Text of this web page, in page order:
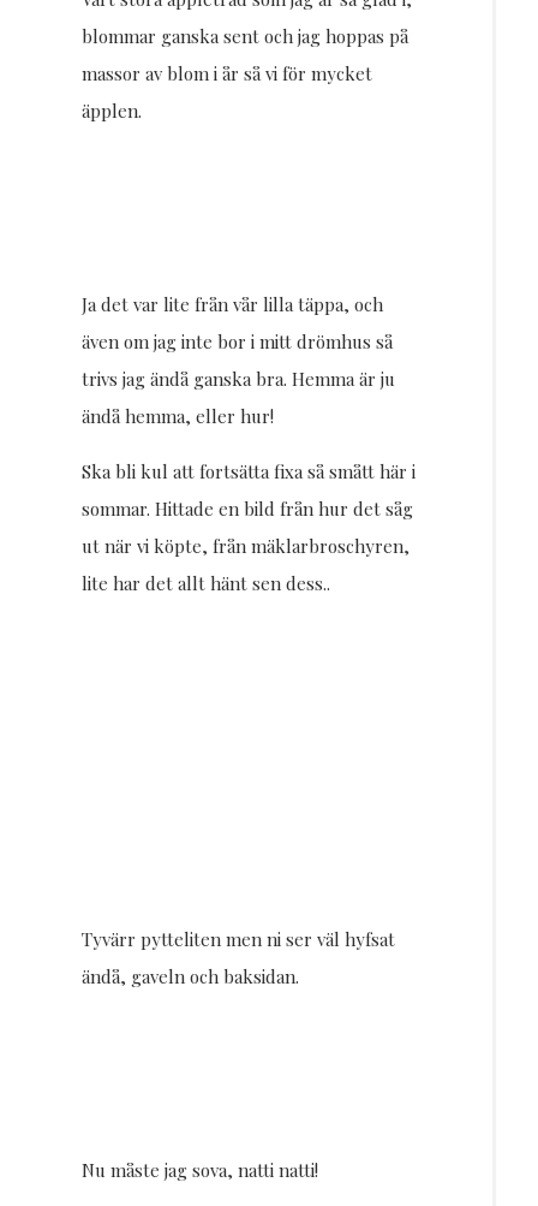
blommar ganska sent och jag hoppas på
massor av blom i år så vi för mycket
äpplen.
Ja det var lite från vår lilla täppa, och
även om jag inte bor i mitt drömhus så
trivs jag ändå ganska bra. Hemma är ju
ändå hemma, eller hur!
Ska bli kul att fortsätta fixa så smått här i
sommar. Hittade en bild från hur det såg
ut när vi köpte, från mäklarbroschyren,
lite har det allt hänt sen dess..
Tyvärr pytteliten men ni ser väl hyfsat
ändå, gaveln och baksidan.
Nu måste jag sova, natti natti!